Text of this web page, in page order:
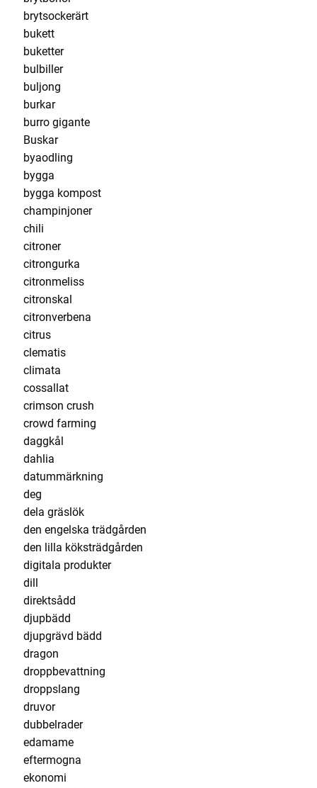
brytsockerärt
bukett
buketter
bulbiller
buljong
burkar
burro gigante
Buskar
byaodling
bygga
bygga kompost
champinjoner
chili
citroner
citrongurka
citronmeliss
citronskal
citronverbena
citrus
clematis
climata
cossallat
crimson crush
crowd farming
daggkål
dahlia
datummärkning
deg
dela gräslök
den engelska trädgården
den lilla köksträdgården
digitala produkter
dill
direktsådd
djupbädd
djupgrävd bädd
dragon
droppbevattning
droppslang
druvor
dubbelrader
edamame
eftermogna
ekonomi